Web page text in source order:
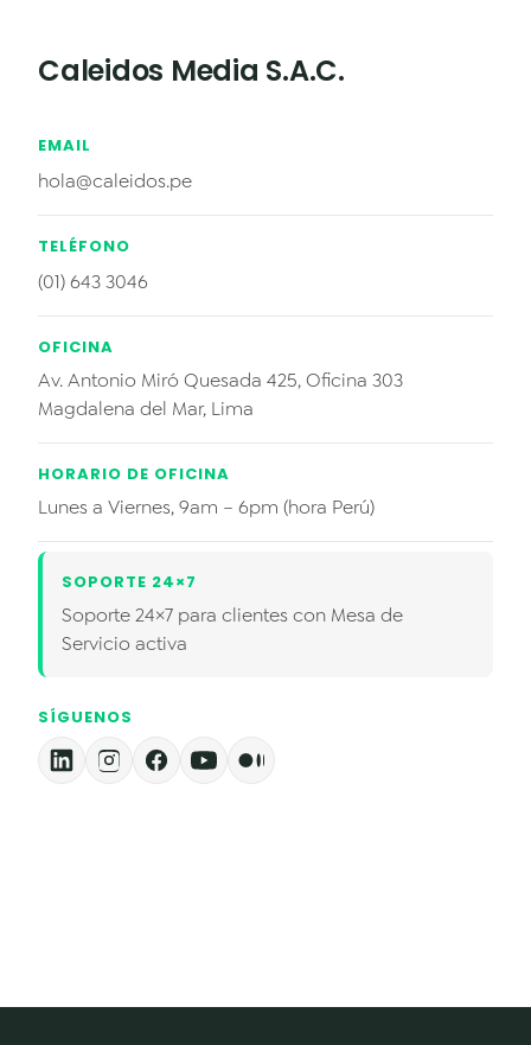
Caleidos Media S.A.C.
EMAIL
hola@caleidos.pe
TELÉFONO
(01) 643 3046
OFICINA
Av. Antonio Miró Quesada 425, Oficina 303
Magdalena del Mar, Lima
HORARIO DE OFICINA
Lunes a Viernes, 9am – 6pm (hora Perú)
SOPORTE 24×7
Soporte 24×7 para clientes con Mesa de
Servicio activa
SÍGUENOS